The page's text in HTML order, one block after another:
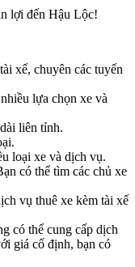
lợi đến Hậu Lộc!
xế, chuyên các tuyến
lựa chọn xe và
liên tỉnh.
loại xe và dịch vụ.
có thể tìm các chủ xe
vụ thuê xe kèm tài xế
có thể cung cấp dịch
giá cố định, bạn có